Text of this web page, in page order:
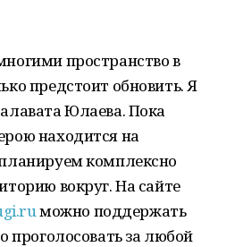
пространство в
предстоит обновить. Я
Юлаева. Пока
находится на
комплексно
вокруг. На сайте
можно поддержать
проголосовать за любой